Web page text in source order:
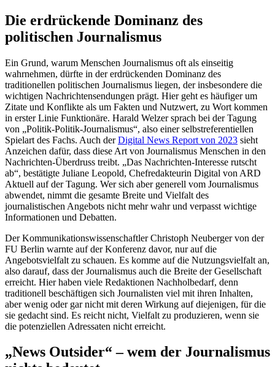
Die erdrückende Dominanz des
politischen Journalismus
Ein Grund, warum Menschen Journalismus oft als einseitig
wahrnehmen, dürfte in der erdrückenden Dominanz des
traditionellen politischen Journalismus liegen, der insbesondere die
wichtigen Nachrichtensendungen prägt. Hier geht es häufiger um
Zitate und Konflikte als um Fakten und Nutzwert, zu Wort kommen
in erster Linie Funktionäre. Harald Welzer sprach bei der Tagung
von „Politik-Politik-Journalismus“, also einer selbstreferentiellen
Spielart des Fachs. Auch derDigital News Report von 2023 sieht
Anzeichen dafür, dass diese Art von Journalismus Menschen in den
Nachrichten-Überdruss treibt. „Das Nachrichten-Interesse rutscht
ab“, bestätigte Juliane Leopold, Chefredakteurin Digital von ARD
Aktuell auf der Tagung. Wer sich aber generell vom Journalismus
abwendet, nimmt die gesamte Breite und Vielfalt des
journalistischen Angebots nicht mehr wahr und verpasst wichtige
Informationen und Debatten.
Der Kommunikationswissenschaftler Christoph Neuberger von der
FU Berlin warnte auf der Konferenz davor, nur auf die
Angebotsvielfalt zu schauen. Es komme auf die Nutzungsvielfalt an,
also darauf, dass der Journalismus auch die Breite der Gesellschaft
erreicht. Hier haben viele Redaktionen Nachholbedarf, denn
traditionell beschäftigen sich Journalisten viel mit ihren Inhalten,
aber wenig oder gar nicht mit deren Wirkung auf diejenigen, für die
sie gedacht sind. Es reicht nicht, Vielfalt zu produzieren, wenn sie
die potenziellen Adressaten nicht erreicht.
„News Outsider“ – wem der Journalismus